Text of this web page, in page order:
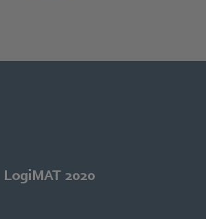
LogiMAT 2020